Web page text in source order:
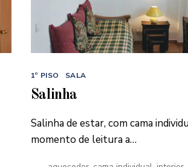
Categorias
1º PISO SALA
Salinha
Salinha de estar, com cama
momento de leitura a…